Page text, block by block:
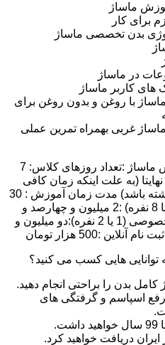
ماساژ
برای کار
بدن تخصصی ماساژ
در ماساژ
های کاربر ماساژ
با روغن و بدون روغن برای
غربی بهمراه تمرین عملی
مدت زمان و شهریه دوره آموزش ماساژ :تعداد روزهای کلاس: 7
شرکت کنندگان: 8 نفر نهایتا (به علت اینکه زمان کافی
برای تمرین و مرور همه وجود داشته باشد) مدت زمان آموزش : 30
ساعت شهریه کلاس گروهی (1 تا 8 نفره) :2 میلیون و چهارصد و
پنجاه هزار تومان شهریه کلاس خصوصی (1 یا 2 نفره):دو میلیون و
:500 هزار تومان
توانایی هایی کسب می کنید؟
بدن را براحتی انجام دهید.
اسپاسم و گرفتگی های
دریافت خواهید کرد.